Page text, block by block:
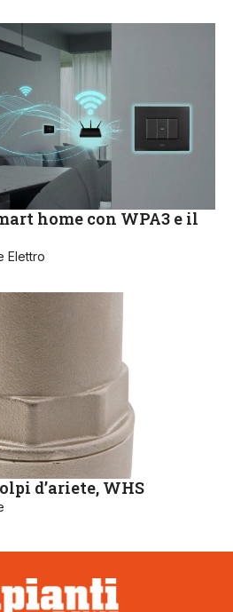
home con WPA3 e il
Elettro
d’ariete, WHS